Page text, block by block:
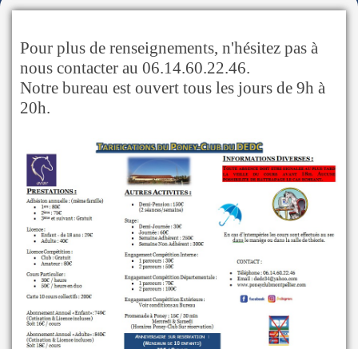
Pour plus de renseignements, n'hésitez pas à
nous contacter au 06.14.60.22.46.
Notre bureau est ouvert tous les jours de 9h à
20h.